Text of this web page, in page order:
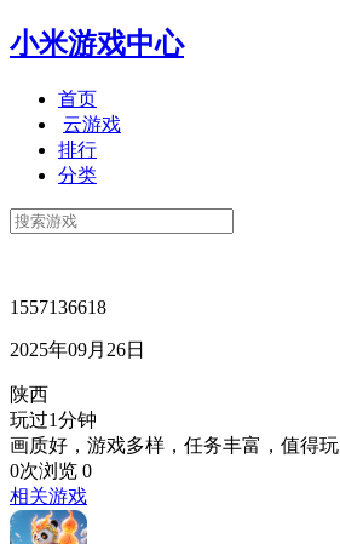
小米游戏中心
首页
云游戏
排行
分类
1557136618
2025年09月26日
陕西
玩过1分钟
画质好，游戏多样，任务丰富，值得玩
0次浏览 0
相关游戏